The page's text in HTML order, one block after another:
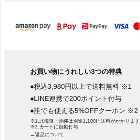
お買い物にうれしい3つの特典
●税込3,980円以上で送料無料 ※1
●LINE連携で200ポイント付与
●誰でも使える5%OFFクーポン ※2
※1.北海道・沖縄は別途1,100円送料がかかります
※2.カートに自動付与
→返品について